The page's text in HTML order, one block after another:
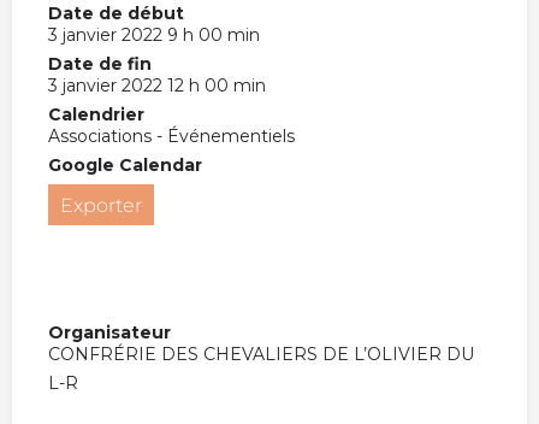
Date de début
3 janvier 2022 9 h 00 min
Date de fin
3 janvier 2022 12 h 00 min
Calendrier
Associations - Événementiels
Google Calendar
Exporter
Organisateur
CONFRÉRIE DES CHEVALIERS DE L’OLIVIER DU
L-R